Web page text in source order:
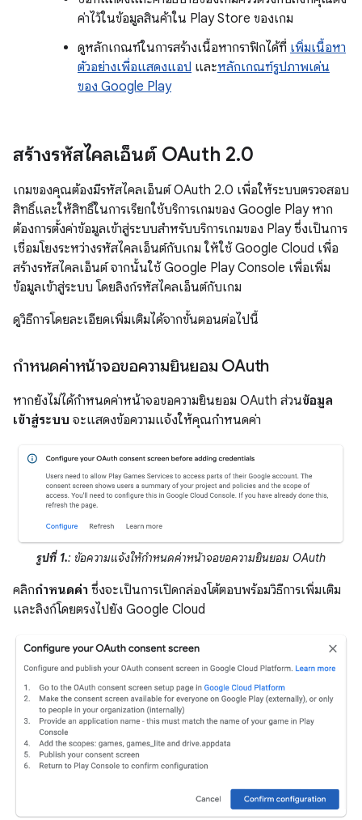
ค่าไว้ในข้อมูลสินค้าใน Play Store ของเกม
ดูหลักเกณฑ์ในการสร้างเนื้อหากราฟิกได้ที่ เพิ่มเนื้อหา
ตัวอย่างเพื่อแสดงแอป และหลักเกณฑ์รูปภาพเด่น
ของ Google Play
สร้างรหัสไคลเอ็นต์ OAuth 2.0
เกมของคุณต้องมีรหัสไคลเอ็นต์ OAuth 2.0 เพื่อให้ระบบตรวจสอบ
สิทธิ์และให้สิทธิ์ในการเรียกใช้บริการเกมของ Google Play หาก
ต้องการตั้งค่าข้อมูลเข้าสู่ระบบสำหรับบริการเกมของ Play ซึ่งเป็นการ
เชื่อมโยงระหว่างรหัสไคลเอ็นต์กับเกม ให้ใช้ Google Cloud เพื่อ
สร้างรหัสไคลเอ็นต์ จากนั้นใช้ Google Play Console เพื่อเพิ่ม
ข้อมูลเข้าสู่ระบบ โดยลิงก์รหัสไคลเอ็นต์กับเกม
ดูวิธีการโดยละเอียดเพิ่มเติมได้จากขั้นตอนต่อไปนี้
กำหนดค่าหน้าจอขอความยินยอม OAuth
หากยังไม่ได้กำหนดค่าหน้าจอขอความยินยอม OAuth ส่วนข้อมูล
เข้าสู่ระบบ จะแสดงข้อความแจ้งให้คุณกำหนดค่า
รูปที่ 1.: ข้อความแจ้งให้กำหนดค่าหน้าจอขอความยินยอม OAuth
คลิกกำหนดค่า ซึ่งจะเป็นการเปิดกล่องโต้ตอบพร้อมวิธีการเพิ่มเติม
และลิงก์โดยตรงไปยัง Google Cloud